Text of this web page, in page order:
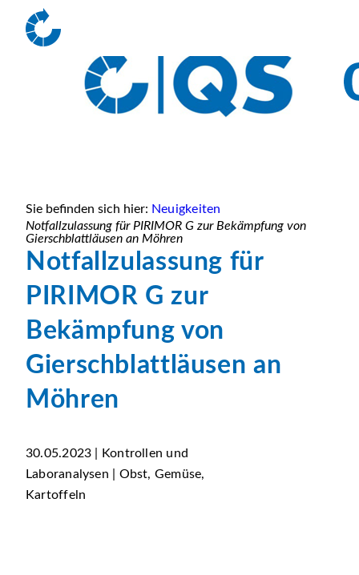
Sie befinden sich hier: Neuigkeiten
Notfallzulassung für PIRIMOR G zur Bekämpfung von
Gierschblattläusen an Möhren
Notfallzulassung für
PIRIMOR G zur
Bekämpfung von
Gierschblattläusen an
Möhren
30.05.2023 | Kontrollen und
Laboranalysen | Obst, Gemüse,
Kartoffeln